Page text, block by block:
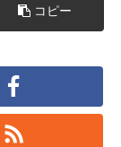
コピー